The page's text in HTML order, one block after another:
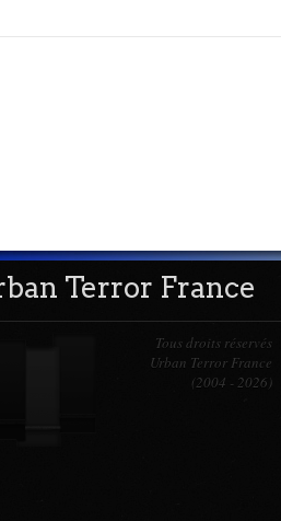
Terror France
Tous droits réservés
Urban Terror France
(2004 - 2026)